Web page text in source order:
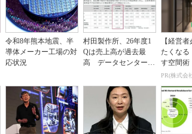
令和8年熊本地震、半
導体メーカー工場の対
応状況
村田製作所、26年度1
Qは売上高が過去最
高 データセンター関
【経営
たくなる
す空間術